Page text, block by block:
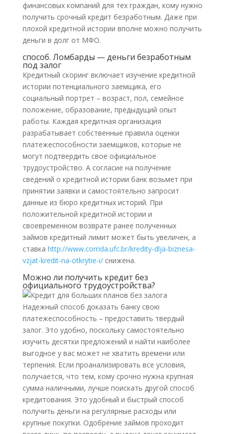
финансовых компаний для тех граждан, кому нужно
получить срочный кредит безработным. Даже при
плохой кредитной истории вполне можно получить
деньги в долг от МФО.
способ. Ломбарды — деньги безработным
под залог
Кредитный скоринг включает изучение кредитной
истории потенциального заемщика, его
социальный портрет – возраст, пол, семейное
положение, образование, предыдущий опыт
работы. Каждая кредитная организация
разрабатывает собственные правила оценки
платежеспособности заемщиков, которые не
могут подтвердить свое официальное
трудоустройство. А согласие на получение
сведений о кредитной истории банк возьмет при
принятии заявки и самостоятельно запросит
данные из бюро кредитных историй. При
положительной кредитной истории и
своевременном возврате ранее полученных
займов кредитный лимит может быть увеличен, а
ставка http://www.corrida.ufc.br/kredity-dlja-biznesa-
vzjat-kredit-na-otkrytie-i/снижена.
Можно ли получить кредит без
официального трудоустройства?
Надежный способ доказать банку свою
платежеспособность – предоставить твердый
залог. Это удобно, поскольку самостоятельно
изучить десятки предложений и найти наиболее
выгодное у вас может не хватить времени или
терпения. Если проанализировать все условия,
получается, что тем, кому срочно нужна крупная
сумма наличными, лучше поискать другой способ
кредитования. Это удобный и быстрый способ
получить деньги на регулярные расходы или
крупные покупки. Одобрение займов проходит